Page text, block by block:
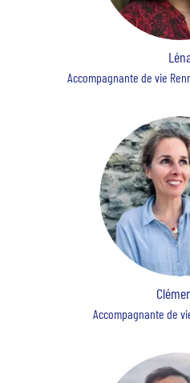
Accompagnante de vie
Accompagnante de